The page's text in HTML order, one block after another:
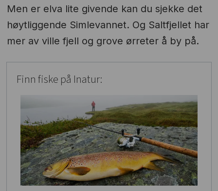
Men er elva lite givende kan du sjekke det
høytliggende Simlevannet. Og Saltfjellet har
mer av ville fjell og grove ørreter å by på.
Finn fiske på Inatur: